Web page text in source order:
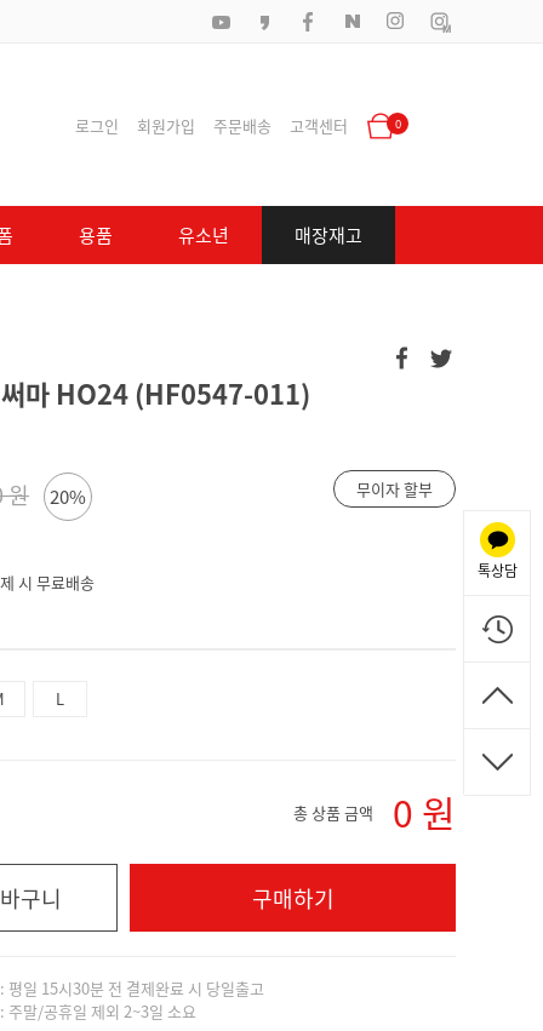
로그인 회원가입 주문배송 고객센터 0
용품 유소년 매장재고
써마 HO24 (HF0547-011)
원 20% 무이자 할부
시 무료배송
L
총 상품 금액 0 원
구니 구매하기
평일 15시30분 전 결제완료 시 당일출고
주말/공휴일 제외 2~3일 소요
톡상담